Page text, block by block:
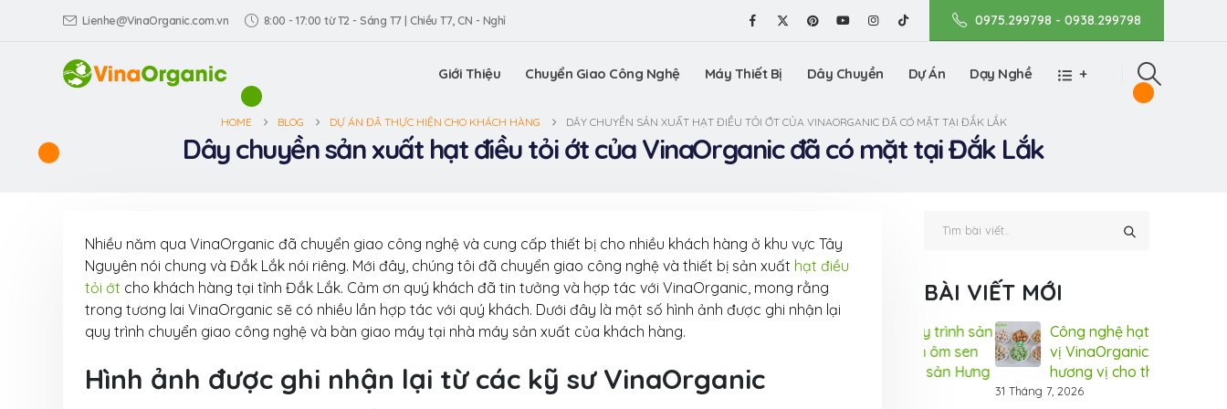
Lienhe@VinaOrganic.com.vn 8:00 - 17:00 từ T2 - Sáng T7 | Chiều T7, CN - Nghỉ 0975.299798 - 0938.299798
Giới Thiệu Chuyển Giao Công Nghệ Máy Thiết Bị Dây Chuyền Dự Án Dạy Nghề +
HOME BLOG DỰ ÁN ĐÃ THỰC HIỆN CHO KHÁCH HÀNG DÂY CHUYỀN SẢN XUẤT HẠT ĐIỀU TỎI ỚT CỦA VINAORGANIC ĐÃ CÓ MẶT TẠI ĐẮK LẮK
Dây chuyền sản xuất hạt điều tỏi ớt của VinaOrganic đã có mặt tại Đắk Lắk
Nhiều năm qua VinaOrganic đã chuyển giao công nghệ và cung cấp thiết bị cho nhiều khách hàng ở khu vực Tây
Nguyên nói chung và Đắk Lắk nói riêng. Mới đây, chúng tôi đã chuyển giao công nghệ và thiết bị sản xuất hạt điều
tỏi ớt cho khách hàng tại tỉnh Đắk Lắk. Cảm ơn quý khách đã tin tưởng và hợp tác với VinaOrganic, mong rằng
trong tương lai VinaOrganic sẽ có nhiều lần hợp tác với quý khách. Dưới đây là một số hình ảnh được ghi nhận lại
quy trình chuyển giao công nghệ và bàn giao máy tại nhà máy sản xuất của khách hàng.
Hình ảnh được ghi nhận lại từ các kỹ sư VinaOrganic
BÀI VIẾT MỚI
Tìm hiểu về Quy trình sản
sấy giòn – đặc sản Hưng
Yên từ VinaOrganic
Công nghệ hạt điều tẩm
hương vị cho thị trường
31 Tháng 7, 2026
sấy giòn – đặc sản Hưng
Yên từ VinaOrganic
Công nghệ hạt điều tẩm
vị VinaOrganic – đột phá
hương vị cho thị trường
31 Tháng 7, 2026